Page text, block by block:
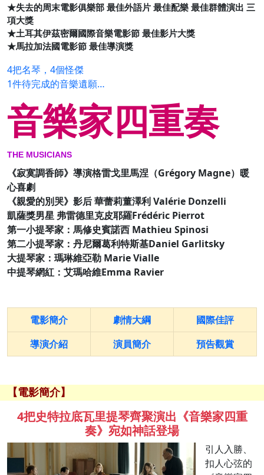
★失去的周末電影俱樂部 最佳外語片 最佳配樂 最佳群體演出 三
項大獎
★土耳其伊茲密爾國際音樂電影節 最佳影片大獎
★馬拉加法國電影節 最佳導演獎
4把名琴，4個怪傑
1件待完成的音樂遺願…
音樂家四重奏
THE MUSICIANS
《寂寞調香師》導演格雷戈里馬涅（Grégory Magne）暖
心喜劇
《親愛的別哭》影后 華蕾莉董澤利 Valérie Donzelli
凱薩獎男星 弗雷德里克皮耶羅Frédéric Pierrot
第一小提琴家：馬修史賓諾西 Mathieu Spinosi
第二小提琴家：丹尼爾葛利特斯基Daniel Garlitsky
大提琴家：瑪琳維亞勒 Marie Vialle
中提琴網紅：艾瑪哈維Emma Ravier
電影簡介 劇情大綱
國際佳評
導演介紹
演員簡介 預告觀賞
【電影簡介】
4把史特拉底瓦里提琴齊聚演出《音樂家四重
奏》宛如神話登場
引人入勝、
扣人心弦的